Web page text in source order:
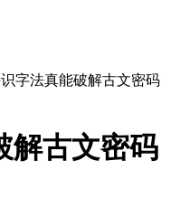
字法真能破解古文密码
解古文密码